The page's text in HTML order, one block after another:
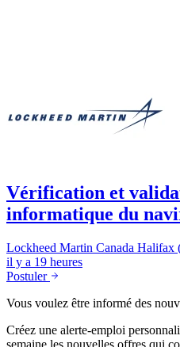
Vérification et
informatique du
Lockheed Martin Canada Halifax
il y a 19 heures
Postuler
Vous voulez être informé des
Créez une alerte-emploi
semaine les nouvelles offres qui